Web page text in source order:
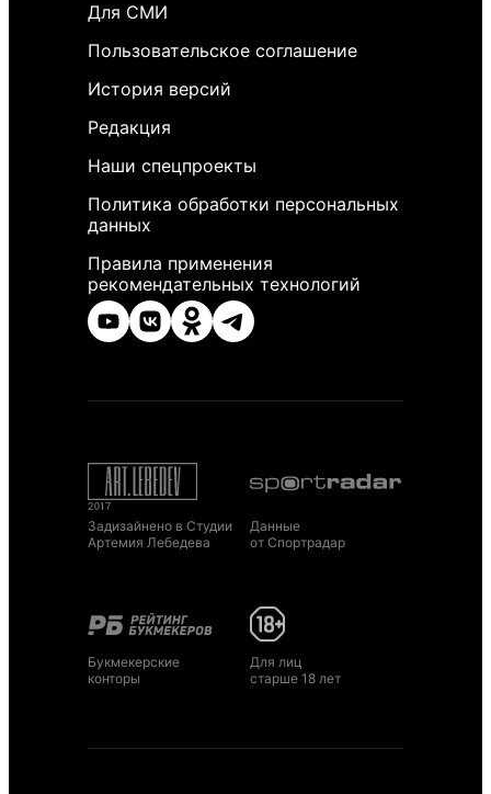
Для СМИ
Пользовательское соглашение
История версий
Редакция
Наши спецпроекты
Политика обработки персональных
данных
Правила применения
рекомендательных технологий
Задизайнено в Студии
Артемия Лебедева
Данные
от Спортрадар
Букмекерские
конторы
Для лиц
старше 18 лет